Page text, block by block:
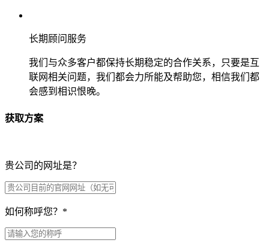
长期顾问服务
我们与众多客户都保持长期稳定的合作关系，只要是互
联网相关问题，我们都会力所能及帮助您，相信我们都
会感到相识恨晚。
获取方案
贵公司的网址是？
如何称呼您？ *